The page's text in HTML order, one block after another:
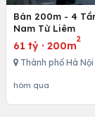
Bán 200m - 4
Nam Từ Liêm
61 tỷ · 200m
2
Thành phố Hà Nội
hôm qua